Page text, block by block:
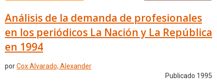
Análisis de la demanda de profesionales
en los periódicos La Nación y La República
en 1994
porCox Alvarado, Alexander
Publicado 1995